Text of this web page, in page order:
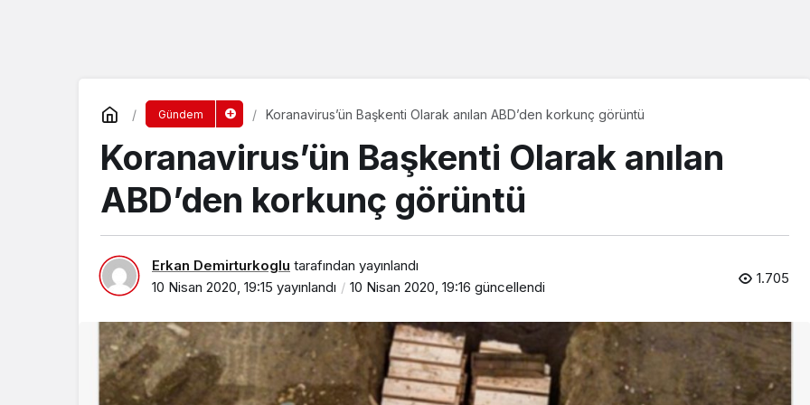
Gündem Koranavirus’ün Başkenti Olarak anılan ABD’den korkunç görüntü
Koranavirus’ün Başkenti Olarak anılan
ABD’den korkunç görüntü
Erkan Demirturkoglu tarafından yayınlandı
10 Nisan 2020, 19:15 yayınlandı 10 Nisan 2020, 19:16 güncellendi 1.705
Araklı Haberleri